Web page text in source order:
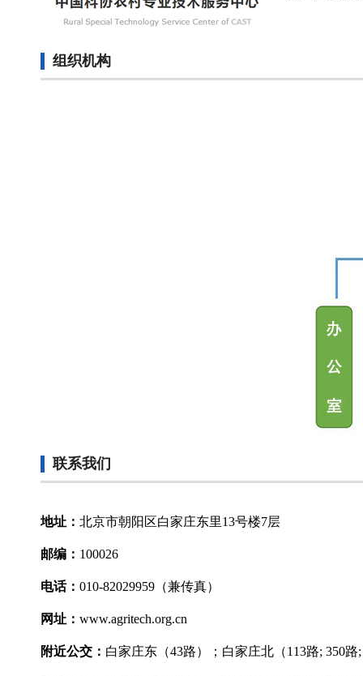
组织机构
联系我们
地址： 北京市朝阳区白家庄东里13号楼7层
邮编： 100026
电话： 010-82029959（兼传真）
网址： www.agritech.org.cn
附近公交： 白家庄东（43路）；白家庄北（113路; 350路